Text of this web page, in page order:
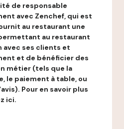
de responsable
avec Zenchef, qui est
au restaurant une
au restaurant
avec ses clients et
et de bénéficier des
métier (tels que la
le paiement à table, ou
Pour en savoir plus
ici.